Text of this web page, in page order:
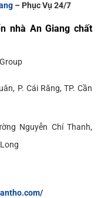
– Phục Vụ 24/7
nhà An Giang chất
P. Cái Răng, TP. Cần
Nguyễn Chí Thanh,